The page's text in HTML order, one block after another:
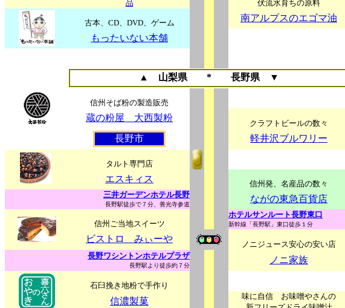
品
伏流水育ちの原料
古本、CD、DVD、ゲーム
南アルプスのエゴマ油
もったいない本舗
▲ 山梨県 * 長野県 ▼
信州そば粉の製造販売
蔵の粉屋 大西製粉
クラフトビールの数々
長野市 軽井沢ブルワリー
タルト専門店
エスキィス
信州発、名産品の数々
三井ガーデンホテル長野
長野駅徒歩で７分、善光寺参道
ながの東急百貨店
信州ご当地スイーツ
ホテルサンルート長野東口
新幹線「長野駅」東口徒歩１分
ビストロ みぃーや
ノニジュース安心の安い店
長野ワシントンホテルプラザ
長野駅より徒歩約７分
ノニ家族
石臼挽き地粉で手作り
信濃製菓
味に自信 お味噌やさんの